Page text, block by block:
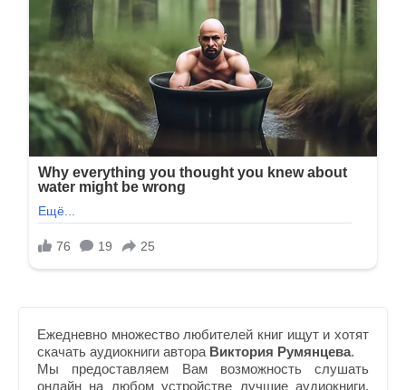
Ежедневно множество любителей книг ищут и хотят
скачать аудиокниги автора Виктория Румянцева.
Мы предоставляем Вам возможность слушать
онлайн на любом устройстве лучшие аудиокниги,